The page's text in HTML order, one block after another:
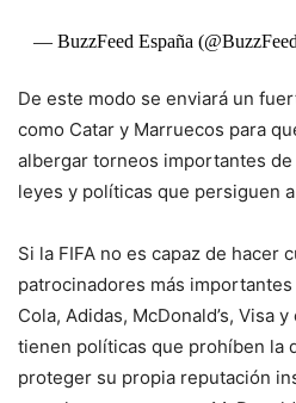
— BuzzFeed España
De este modo se enviará un
como Catar y Marruecos para
albergar torneos importantes de
leyes y políticas que persiguen
Si la FIFA no es capaz de hacer
patrocinadores más
Cola, Adidas, McDonald’s, Visa
tienen políticas que prohíben la
proteger su propia reputación